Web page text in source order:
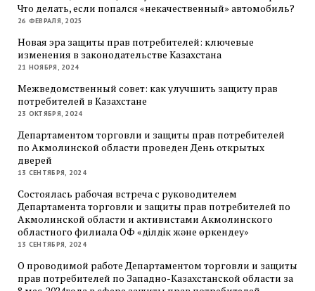
Что делать, если попался «некачественный» автомобиль?
26 ФЕВРАЛЯ, 2025
Новая эра защиты прав потребителей: ключевые
изменения в законодательстве Казахстана
21 НОЯБРЯ, 2024
Межведомственный совет: как улучшить защиту прав
потребителей в Казахстане
23 ОКТЯБРЯ, 2024
Департаментом торговли и защиты прав потребителей
по Акмолинской области проведен День открытых
дверей
13 СЕНТЯБРЯ, 2024
Состоялась рабочая встреча с руководителем
Департамента торговли и защиты прав потребителей по
Акмолинской области и активистами Акмолинского
областного филиала ОФ «Әділдік және өркендеу»
13 СЕНТЯБРЯ, 2024
О проводимой работе Департаментом торговли и защиты
прав потребителей по Западно-Казахстанской области за